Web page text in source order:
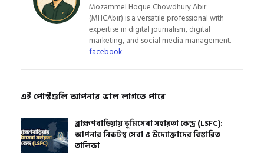
Mozammel Hoque Chowdhury Abir
(MHCAbir) is a versatile professional with
expertise in digital journalism, digital
marketing, and social media management.
facebook
এই পোস্টগুলি আপনার ভাল লাগতে পারে
ব্রাহ্মণবাড়িয়ায় ভূমিসেবা সহায়তা কেন্দ্র (LSFC):
আপনার নিকটস্থ সেবা ও উদ্যোক্তাদের বিস্তারিত
তালিকা